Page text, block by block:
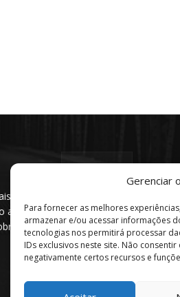
Gerenciar
Para fornecer as melhores
armazenar e/ou acessar informações
tecnologias nos permitirá processar
IDs exclusivos neste site. Não
negativamente certos recursos e
a